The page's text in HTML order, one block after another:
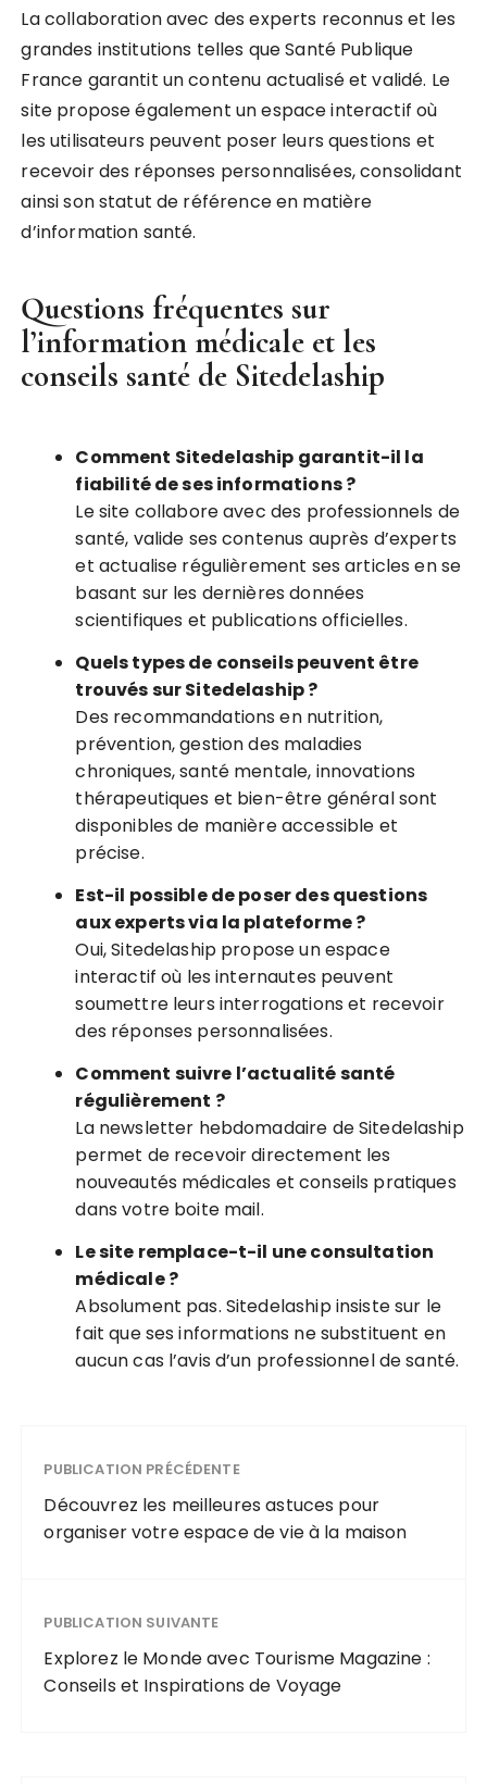
La collaboration avec des experts reconnus et les
grandes institutions telles que Santé Publique
France garantit un contenu actualisé et validé. Le
site propose également un espace interactif où
les utilisateurs peuvent poser leurs questions et
recevoir des réponses personnalisées, consolidant
ainsi son statut de référence en matière
d’information santé.
Questions fréquentes sur
l’information médicale et les
conseils santé de Sitedelaship
Comment Sitedelaship garantit-il la
fiabilité de ses informations ?
Le site collabore avec des professionnels de
santé, valide ses contenus auprès d’experts
et actualise régulièrement ses articles en se
basant sur les dernières données
scientifiques et publications officielles.
Quels types de conseils peuvent être
trouvés sur Sitedelaship ?
Des recommandations en nutrition,
prévention, gestion des maladies
chroniques, santé mentale, innovations
thérapeutiques et bien-être général sont
disponibles de manière accessible et
précise.
Est-il possible de poser des questions
aux experts via la plateforme ?
Oui, Sitedelaship propose un espace
interactif où les internautes peuvent
soumettre leurs interrogations et recevoir
des réponses personnalisées.
Comment suivre l’actualité santé
régulièrement ?
La newsletter hebdomadaire de Sitedelaship
permet de recevoir directement les
nouveautés médicales et conseils pratiques
dans votre boite mail.
Le site remplace-t-il une consultation
médicale ?
Absolument pas. Sitedelaship insiste sur le
fait que ses informations ne substituent en
aucun cas l’avis d’un professionnel de santé.
PUBLICATION PRÉCÉDENTE
Découvrez les meilleures astuces pour
organiser votre espace de vie à la maison
PUBLICATION SUIVANTE
Explorez le Monde avec Tourisme Magazine :
Conseils et Inspirations de Voyage